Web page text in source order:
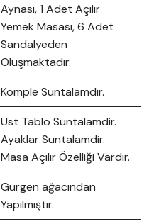
Aynası, 1 Adet Açılır
Yemek Masası, 6 Adet
Sandalyeden
Oluşmaktadır.
Komple Suntalamdir.
Üst Tablo Suntalamdir.
Ayaklar Suntalamdir.
Masa Açılır Özelliği Vardır.
Gürgen ağacından
Yapılmıştır.